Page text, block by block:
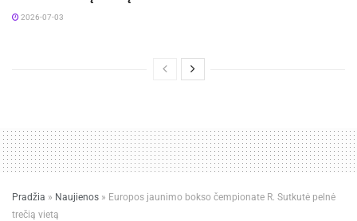
2026-07-03
Pradžia » Naujienos » Europos jaunimo bokso čempionate R. Sutkutė pelnė
trečią vietą